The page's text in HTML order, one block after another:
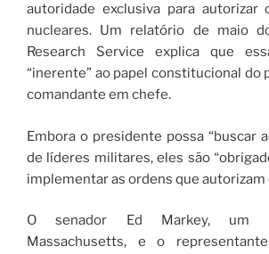
autoridade exclusiva para autorizar
nucleares. Um relatório de maio
Research Service explica que
“inerente” ao papel constitucional do
comandante em chefe.
Embora o presidente possa “buscar
de líderes militares, eles são
implementar as ordens que autorizam
O senador Ed Markey, um
Massachusetts, e o